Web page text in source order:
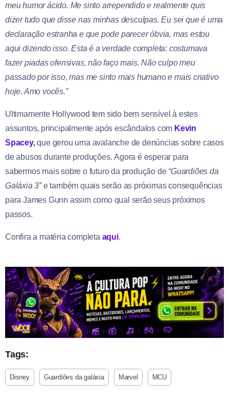
meu humor ácido. Me sinto arrependido e realmente quis
dizer tudo que disse nas minhas desculpas. Eu sei que é uma
declaração estranha e que pode parecer óbvia, mas estou
aqui dizendo isso. Esta é a verdade completa: costumava
fazer piadas ofensivas, não faço mais. Não culpo meu
passado por isso, mas me sinto mais humano e mais criativo
hoje. Amo vocês.”
Ultimamente Hollywood tem sido bem sensível à estes
assuntos, principalmente após escândalos com Kevin
Spacey,que gerou uma avalanche de denúncias sobre casos
de abusos durante produções. Agora é esperar para
sabermos mais sobre o futuro da produção de “Guardiões da
Galáxia 3”e também quais serão as próximas consequências
para James Gunn assim como qual serão seus próximos
passos.
Confira a matéria completa aqui.
Tags:
Disney Guardiões da galáxia Marvel MCU